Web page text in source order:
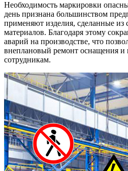
Необходимость маркировки
день признана большинством
применяют изделия, сделанные
материалов. Благодаря этому
аварий на производстве, что
внеплановый ремонт оснащения
сотрудникам.